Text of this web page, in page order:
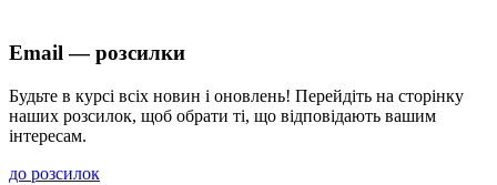
Email — розсилки
Будьте в курсі всіх новин і оновлень! Перейдіть на сторінку
наших розсилок, щоб обрати ті, що відповідають вашим
інтересам.
до розсилок